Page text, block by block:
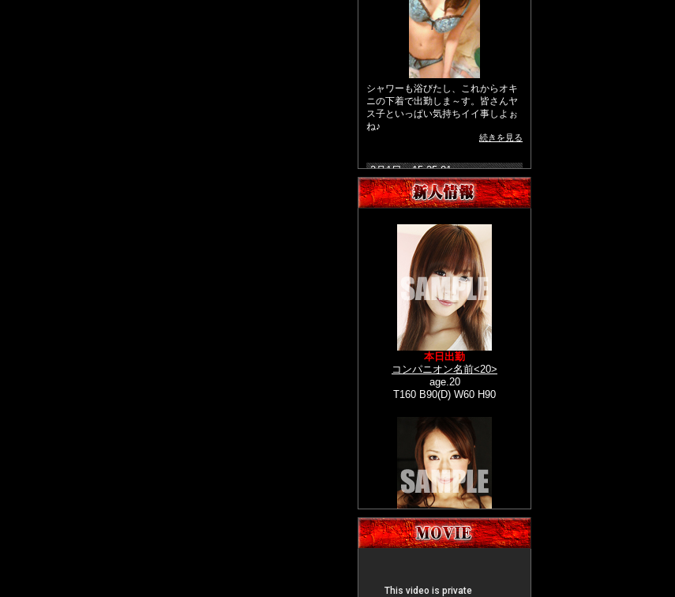
コンパニオン名前
age 20
T160 B90(D) W60 H90
コンパニオン名前
age 20
T160 B90(D) W60 H90
コンパニオン名前
age 20
T160 B90(D) W60 H90
シャワーも浴びたし、これからオキ
ニの下着で出勤しま～す。皆さんヤ
ス子といっぱい気持ちイイ事しよぉ
ね♪
続きを見る
3月1日 15:25:01
コンパニオン名前
ネイル行ってきたぁ
FirefoxとIEとOperaのアイコンだよ
ぉ すごいでしょ！
3月1日 15:25:01
題名題名題名
これはダミーです。これはダミーで
ダミーです。
本日出勤
コンパニオン名前<20>
age.20
T160 B90(D) W60 H90
コンパニオン名前<20>